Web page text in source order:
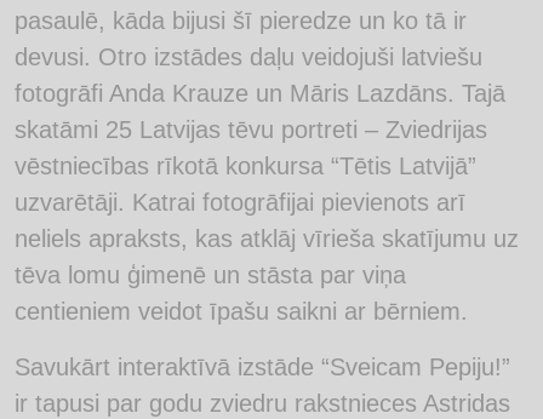
pasaulē, kāda bijusi šī pieredze un ko tā ir
devusi. Otro izstādes daļu veidojuši latviešu
fotogrāfi Anda Krauze un Māris Lazdāns. Tajā
skatāmi 25 Latvijas tēvu portreti – Zviedrijas
vēstniecības rīkotā konkursa “Tētis Latvijā”
uzvarētāji. Katrai fotogrāfijai pievienots arī
neliels apraksts, kas atklāj vīrieša skatījumu uz
tēva lomu ģimenē un stāsta par viņa
centieniem veidot īpašu saikni ar bērniem.
Savukārt interaktīvā izstāde “Sveicam Pepiju!”
ir tapusi par godu zviedru rakstnieces Astridas